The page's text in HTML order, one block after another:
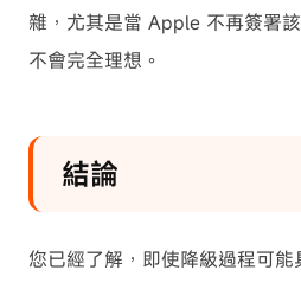
雜，尤其是當 Apple 不再簽署
不會完全理想。
結論
您已經了解，即使降級過程可